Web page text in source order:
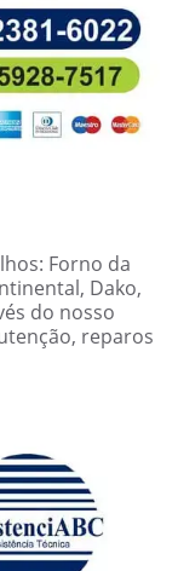
Forno da
Dako,
do nosso
reparos